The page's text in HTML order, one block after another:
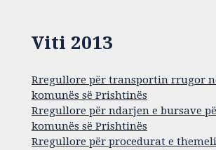
Viti 2013
Rregullore për transportin rrugor
komunës së Prishtinës
Rregullore për ndarjen e bursave
komunës së Prishtinës
Rregullore për procedurat e